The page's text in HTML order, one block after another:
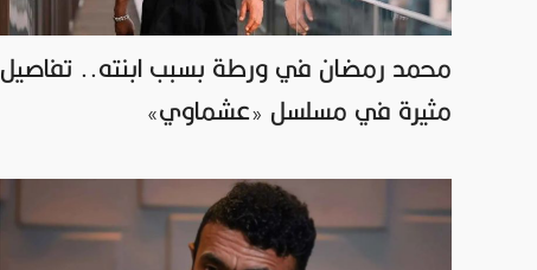
محمد رمضان في ورطة بسبب ابنته.. تفاصيل
مثيرة في مسلسل «عشماوي»